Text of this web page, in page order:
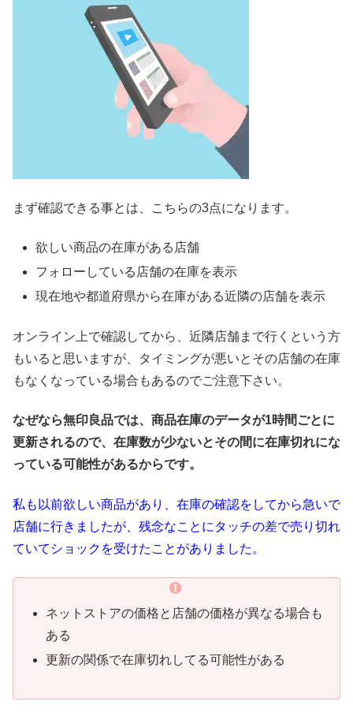
まず確認できる事とは、こちらの3点になります。
欲しい商品の在庫がある店舗
フォローしている店舗の在庫を表示
現在地や都道府県から在庫がある近隣の店舗を表示
オンライン上で確認してから、近隣店舗まで行くという方
もいると思いますが、タイミングが悪いとその店舗の在庫
もなくなっている場合もあるのでご注意下さい。
なぜなら無印良品では、商品在庫のデータが1時間ごとに
更新されるので、在庫数が少ないとその間に在庫切れにな
っている可能性があるからです。
私も以前欲しい商品があり、在庫の確認をしてから急いで
店舗に行きましたが、残念なことにタッチの差で売り切れ
ていてショックを受けたことがありました。
ネットストアの価格と店舗の価格が異なる場合も
ある
更新の関係で在庫切れしてる可能性がある